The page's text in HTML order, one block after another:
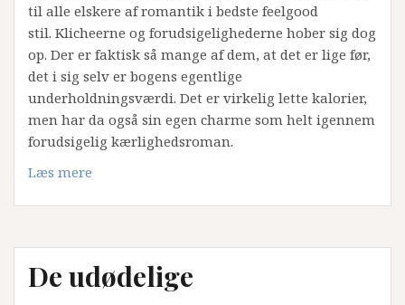
til alle elskere af romantik i bedste feelgood
stil. Klicheerne og forudsigelighederne hober sig dog
op. Der er faktisk så mange af dem, at det er lige før,
det i sig selv er bogens egentlige
underholdningsværdi. Det er virkelig lette kalorier,
men har da også sin egen charme som helt igennem
forudsigelig kærlighedsroman.
Læs mere
De udødelige